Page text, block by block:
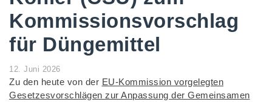
Kommissionsvorschlag
für Düngemittel
12. Juni 2026
Zu den heute von der EU-Kommission vorgelegten
Gesetzesvorschlägen zur Anpassung der Gemeinsamen